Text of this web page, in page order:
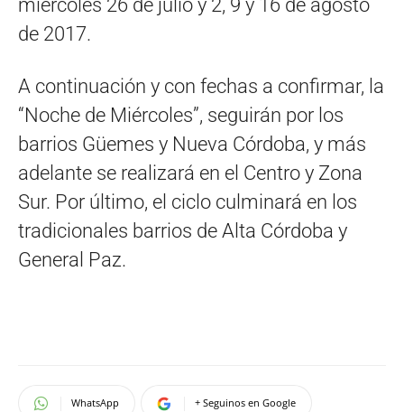
miércoles 26 de julio y 2, 9 y 16 de agosto
de 2017.
A continuación y con fechas a confirmar, la
“Noche de Miércoles”, seguirán por los
barrios Güemes y Nueva Córdoba, y más
adelante se realizará en el Centro y Zona
Sur. Por último, el ciclo culminará en los
tradicionales barrios de Alta Córdoba y
General Paz.
WhatsApp + Seguinos en Google